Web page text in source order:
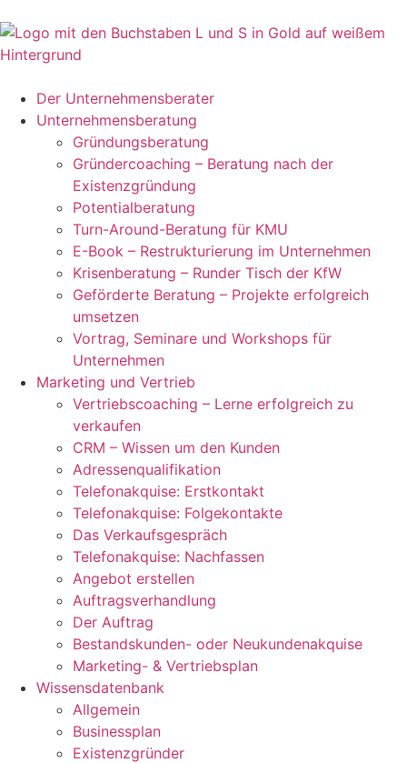
Der Unternehmensberater
Unternehmensberatung
Gründungsberatung
Gründercoaching – Beratung nach der
Existenzgründung
Potentialberatung
Turn-Around-Beratung für KMU
E-Book – Restrukturierung im Unternehmen
Krisenberatung – Runder Tisch der KfW
Geförderte Beratung – Projekte erfolgreich
umsetzen
Vortrag, Seminare und Workshops für
Unternehmen
Marketing und Vertrieb
Vertriebscoaching – Lerne erfolgreich zu
verkaufen
CRM – Wissen um den Kunden
Adressenqualifikation
Telefonakquise: Erstkontakt
Telefonakquise: Folgekontakte
Das Verkaufsgespräch
Telefonakquise: Nachfassen
Angebot erstellen
Auftragsverhandlung
Der Auftrag
Bestandskunden- oder Neukundenakquise
Marketing- & Vertriebsplan
Wissensdatenbank
Allgemein
Businessplan
Existenzgründer